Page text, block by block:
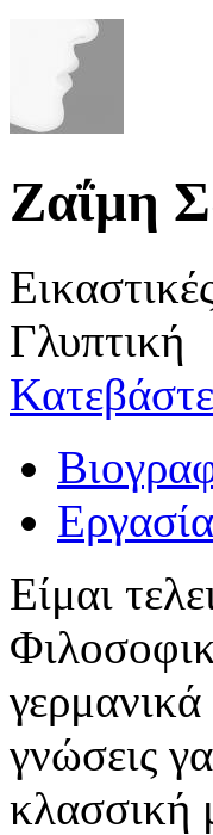
Ζαΐμη
Γλυπτική
Είμαι
γνώσεις
κλασσική